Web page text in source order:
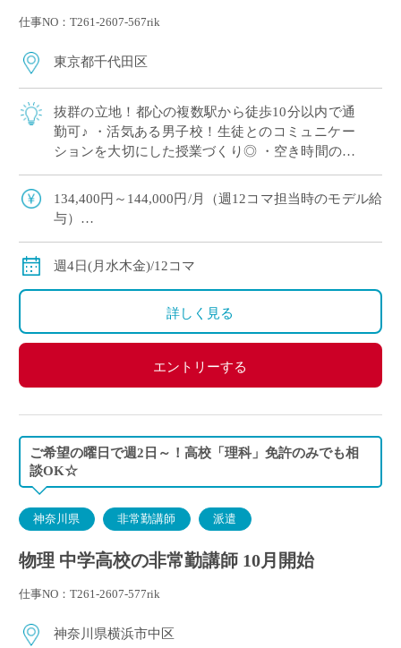
仕事NO：T261-2607-567rik
東京都千代田区
抜群の立地！都心の複数駅から徒歩10分以内で通
勤可♪ ・活気ある男子校！生徒とのコミュニケー
ションを大切にした授業づくり◎ ・空き時間の少
方も歓迎◎
134,400円～144,000円/月（週12コマ担当時のモデル給
与）
◇交通費別途支給
週4日(月水木金)/12コマ
詳しく見る
エントリーする
ご希望の曜日で週2日～！高校「理科」免許のみでも相
談OK☆
神奈川県 非常勤講師 派遣
物理 中学高校の非常勤講師 10月開始
仕事NO：T261-2607-577rik
神奈川県横浜市中区